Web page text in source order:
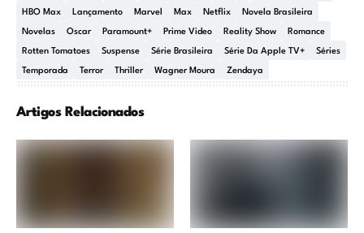
HBO Max Lançamento Marvel Max Netflix Novela Brasileira
Novelas Oscar Paramount+ Prime Video Reality Show Romance
Rotten Tomatoes Suspense Série Brasileira Série Da Apple TV+ Séries
Temporada Terror Thriller Wagner Moura Zendaya
Artigos Relacionados